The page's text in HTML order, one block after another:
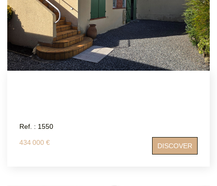
Ref. : 1550
434 000 € DISCOVER